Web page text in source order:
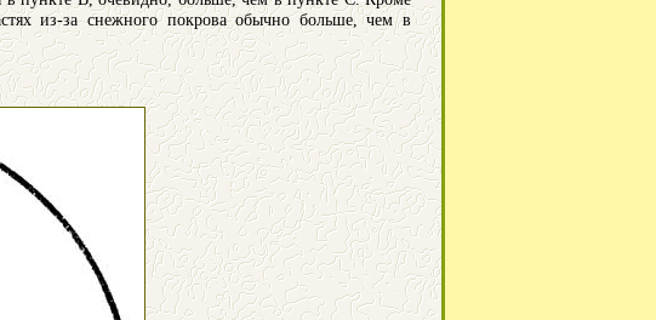
из-за снежного покрова обычно больше, чем в